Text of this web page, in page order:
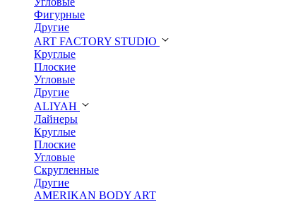
Фигурные
Другие
ART FACTORY STUDIO
Круглые
Плоские
Угловые
Другие
ALIYAH
Лайнеры
Круглые
Плоские
Угловые
Скругленные
Другие
AMERIKAN BODY ART